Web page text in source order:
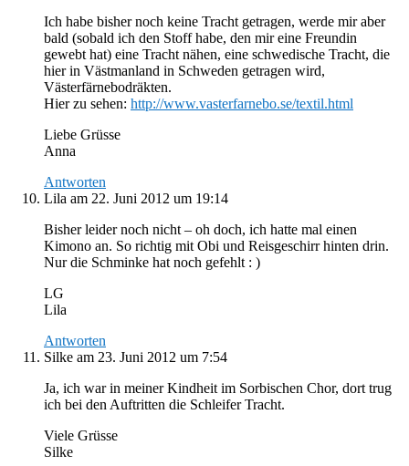
Ich habe bisher noch keine Tracht getragen, werde mir aber
bald (sobald ich den Stoff habe, den mir eine Freundin
gewebt hat) eine Tracht nähen, eine schwedische Tracht, die
hier in Västmanland in Schweden getragen wird,
Västerfärnebodräkten.
Hier zu sehen: http://www.vasterfarnebo.se/textil.html
Liebe Grüsse
Anna
Antworten
Lila am 22. Juni 2012 um 19:14
Bisher leider noch nicht – oh doch, ich hatte mal einen
Kimono an. So richtig mit Obi und Reisgeschirr hinten drin.
Nur die Schminke hat noch gefehlt : )
LG
Lila
Antworten
Silke am 23. Juni 2012 um 7:54
Ja, ich war in meiner Kindheit im Sorbischen Chor, dort trug
ich bei den Auftritten die Schleifer Tracht.
Viele Grüsse
Silke